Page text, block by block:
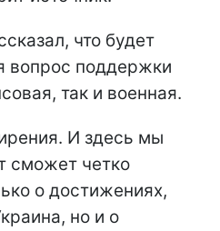
что будет
вопрос поддержки
так и военная.
И здесь мы
сможет четко
о достижениях,
но и о